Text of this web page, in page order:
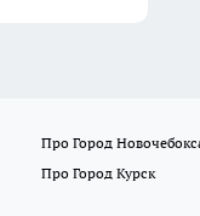
Про Город
Про Город Курск